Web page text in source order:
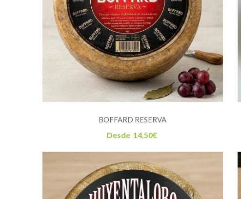
BOFFARD RESERVA
Desde 14,50€